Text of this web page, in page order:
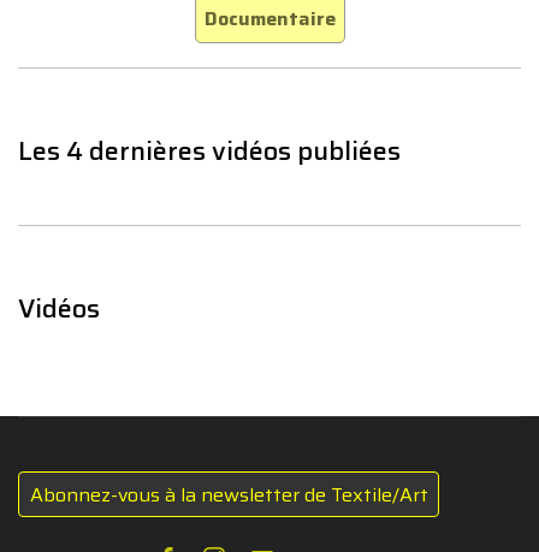
Documentaire
Les 4 dernières vidéos publiées
Vidéos
Abonnez-vous à la newsletter de Textile/Art